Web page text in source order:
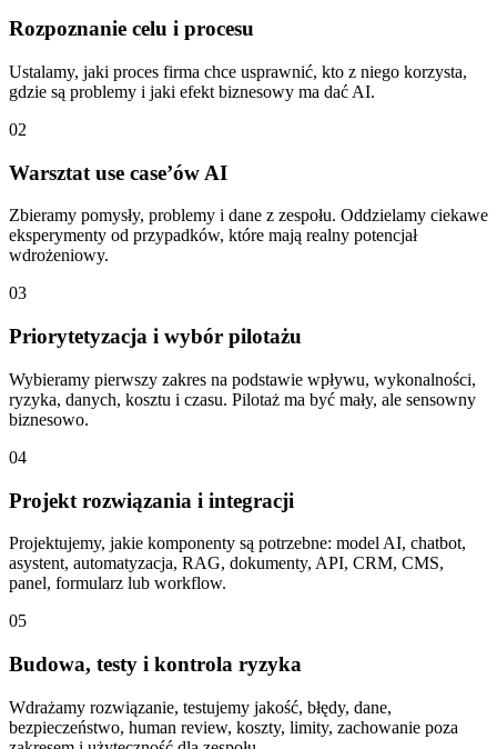
Rozpoznanie celu i procesu
Ustalamy, jaki proces firma chce usprawnić, kto z niego korzysta,
gdzie są problemy i jaki efekt biznesowy ma dać AI.
02
Warsztat use case’ów AI
Zbieramy pomysły, problemy i dane z zespołu. Oddzielamy ciekawe
eksperymenty od przypadków, które mają realny potencjał
wdrożeniowy.
03
Priorytetyzacja i wybór pilotażu
Wybieramy pierwszy zakres na podstawie wpływu, wykonalności,
ryzyka, danych, kosztu i czasu. Pilotaż ma być mały, ale sensowny
biznesowo.
04
Projekt rozwiązania i integracji
Projektujemy, jakie komponenty są potrzebne: model AI, chatbot,
asystent, automatyzacja, RAG, dokumenty, API, CRM, CMS,
panel, formularz lub workflow.
05
Budowa, testy i kontrola ryzyka
Wdrażamy rozwiązanie, testujemy jakość, błędy, dane,
bezpieczeństwo, human review, koszty, limity, zachowanie poza